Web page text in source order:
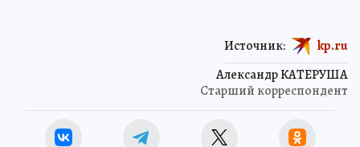
Александр КАТЕРУША
Старший корреспондент
Источник: kp.ru